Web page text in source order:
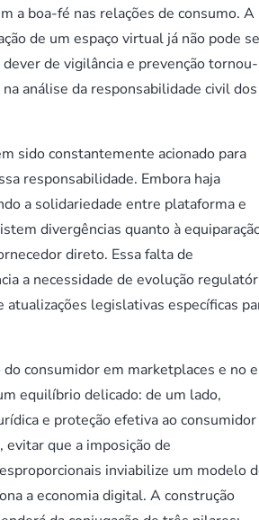
a boa-fé nas relações de consumo. A
de um espaço virtual já não pode
de vigilância e prevenção tornou-
análise da responsabilidade civil dos
sido constantemente acionado para
responsabilidade. Embora haja
a solidariedade entre plataforma e
divergências quanto à
direto. Essa falta de
a necessidade de evolução
legislativas específicas
consumidor em marketplaces e no
equilíbrio delicado: de um lado,
e proteção efetiva ao consumidor
que a imposição de
inviabilize um modelo
a economia digital. A construção